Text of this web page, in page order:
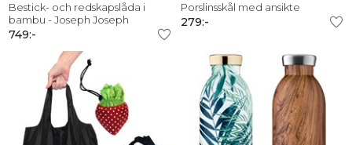
Bestick- och redskapslåda i
bambu - Joseph Joseph
749:-
Porslinsskål med ansikte
279:-